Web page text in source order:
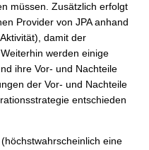
müssen. Zusätzlich erfolgt
Provider von JPA anhand
damit der
werden einige
ihre Vor- und Nachteile
der Vor- und Nachteile
entschieden
eine